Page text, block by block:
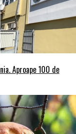
Aproape 100 de